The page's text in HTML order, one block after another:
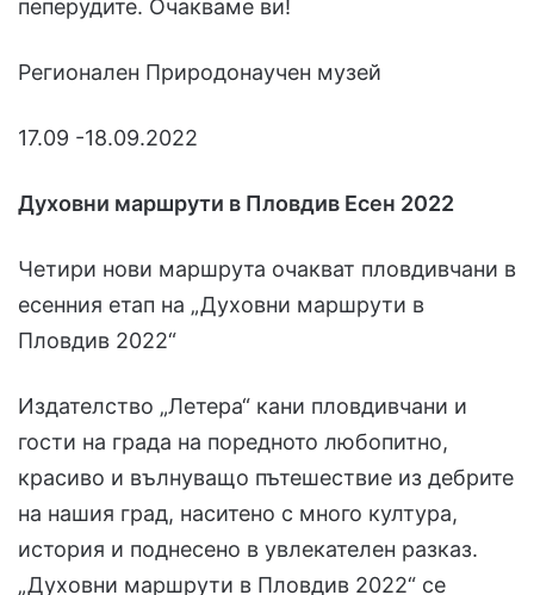
пеперудите. Очакваме ви!
Регионален Природонаучен музей
17.09 -18.09.2022
Духовни маршрути в Пловдив Есен 2022
Четири нови маршрута очакват пловдивчани в
есенния етап на „Духовни маршрути в
Пловдив 2022“
Издателство „Летера“ кани пловдивчани и
гости на града на поредното любопитно,
красиво и вълнуващо пътешествие из дебрите
на нашия град, наситено с много култура,
история и поднесено в увлекателен разказ.
„Духовни маршрути в Пловдив 2022“ се